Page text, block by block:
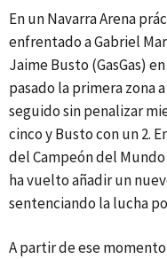
En un Navarra Arena
enfrentado a Gabriel
Jaime Busto (GasGas)
pasado la primera zona
seguido sin penalizar
cinco y Busto con un 2.
del Campeón del
ha vuelto añadir un
sentenciando la lucha
A partir de ese